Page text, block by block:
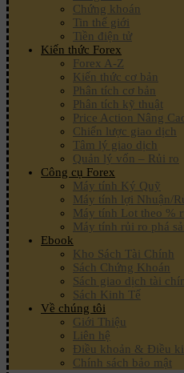
Chứng khoán
Tin thế giới
Tiền điện tử
Kiến thức Forex
Forex A-Z
Kiến thức cơ bản
Phân tích cơ bản
Phân tích kỹ thuật
Price Action Nâng
Chiến lược giao dịch
Tâm lý giao dịch
Quản lý vốn – Rủi ro
Công cụ Forex
Máy tính Ký Quỹ
Máy tính lợi Nhuận/
Máy tính Lot theo %
Máy tính rủi ro phá
Ebook
Kho Sách Tài Chính
Sách Chứng Khoán
Sách giao dịch tài
Sách Kinh Tế
Về chúng tôi
Giới Thiệu
Liên hệ
Điều khoản & Điều
Chính sách bảo mật